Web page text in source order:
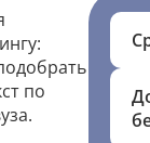
по